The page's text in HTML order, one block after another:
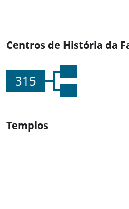
Centros de História da
315
Templos